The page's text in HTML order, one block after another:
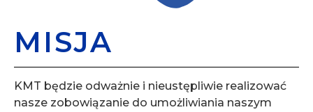
MISJA
KMT będzie odważnie i nieustępliwie realizować
nasze zobowiązanie do umożliwiania naszym